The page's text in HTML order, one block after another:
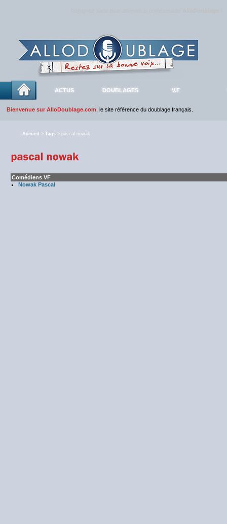
ACTUS DOUBLAGES V.F
Bienvenue sur AlloDoublage.com , le site référence du doublage français.
Accueil > Tags > pascal nowak
Comédiens VF
Nowak Pascal